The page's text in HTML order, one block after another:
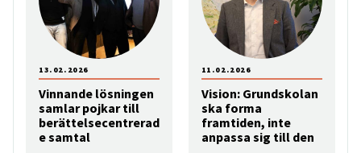
Vinnande lösningen
samlar pojkar till
berättelsecentrerad
e samtal
13.02.2026
Vision: Grundskolan
ska forma
framtiden, inte
anpassa sig till den
11.02.2026